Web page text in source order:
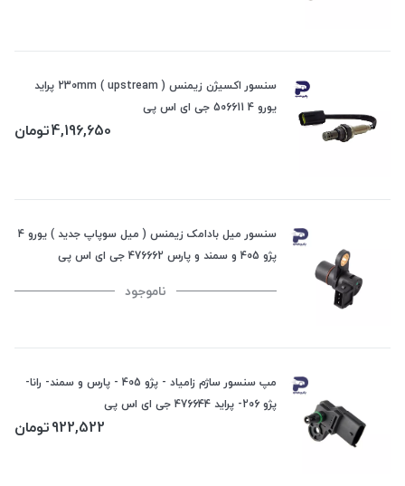
سنسور اکسیژن زیمنس 230mm ( upstream ) پراید
یورو 4 506611 جی ای اس پی
4,196,650تومان
سنسور میل بادامک زیمنس ( میل سوپاپ جدید ) یورو 4
پژو 405 و سمند و پارس 476662 جی ای اس پی
ناموجود
مپ سنسور ساژم زامیاد - پژو 405 - پارس و سمند- رانا-
پژو 206- پراید 476644 جی ای اس پی
922,522تومان